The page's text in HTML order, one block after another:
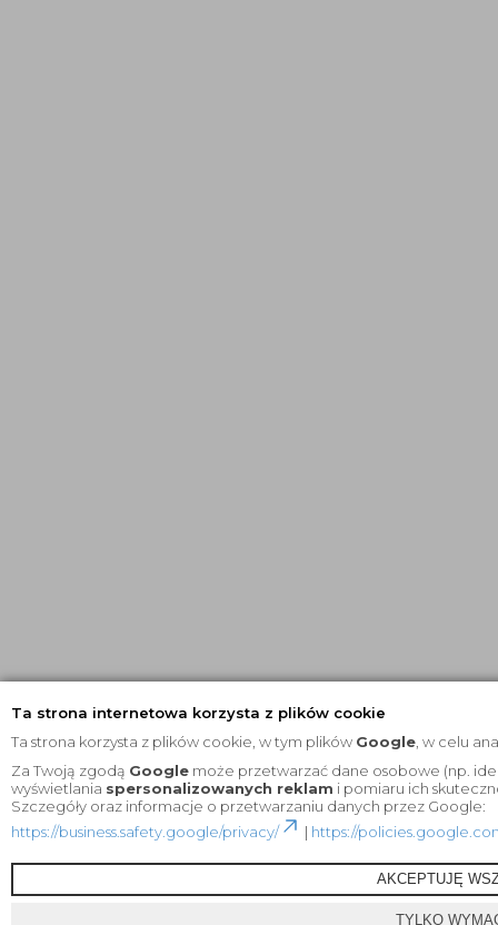
Ta strona internetowa korzysta z plików cookie
Ta strona korzysta z plików cookie, w tym plików Google , w celu
Za Twoją zgodą Google może przetwarzać dane osobowe (np.
wyświetlania spersonalizowanych reklam i pomiaru ich
Szczegóły oraz informacje o przetwarzaniu danych przez Google:
https://business.safety.google/privacy/
| https://
AKCEPTUJĘ
TYLKO